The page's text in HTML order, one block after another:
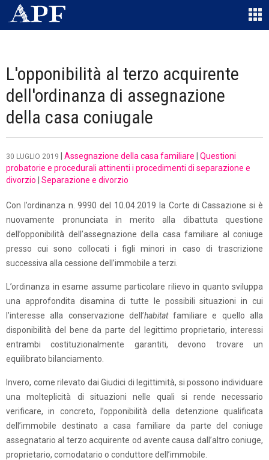
L'opponibilità al terzo acquirente
dell'ordinanza di assegnazione
della casa coniugale
30 LUGLIO 2019 Assegnazione della casa familiare
Questioni
probatorie e procedurali attinenti i procedimenti di separazione e
divorzio
Separazione e divorzio
Con l’ordinanza n. 9990 del 10.04.2019 la Corte di Cassazione si è
nuovamente pronunciata in merito alla dibattuta questione
dell’opponibilità dell’assegnazione della casa familiare al coniuge
presso cui sono collocati i figli minori in caso di trascrizione
successiva alla cessione dell’immobile a terzi.
L’ordinanza in esame assume particolare rilievo in quanto sviluppa
una approfondita disamina di tutte le possibili situazioni in cui
l’interesse alla conservazione dell’habitatfamiliare e quello alla
disponibilità del bene da parte del legittimo proprietario, interessi
entrambi costituzionalmente garantiti, devono trovare un
equilibrato bilanciamento.
Invero, come rilevato dai Giudici di legittimità, si possono individuare
una molteplicità di situazioni nelle quali si rende necessario
verificare, in concreto, l’opponibilità della detenzione qualificata
dell’immobile destinato a casa familiare da parte del coniuge
assegnatario al terzo acquirente od avente causa dall’altro coniuge,
proprietario, comodatario o conduttore dell’immobile.